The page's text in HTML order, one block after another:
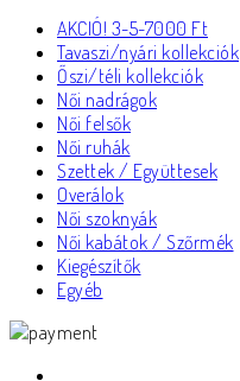
AKCIÓ! 3-5-7000 Ft
Tavaszi/nyári kollekciók
Őszi/téli kollekciók
Női nadrágok
Női felsők
Női ruhák
Szettek / Együttesek
Overálok
Női szoknyák
Női kabátok / Szőrmék
Kiegészítők
Egyéb